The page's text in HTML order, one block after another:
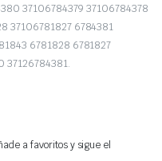
37106784379 37106784378
37106781827 6784381
6781828 6781827
37126784381.
a favoritos y sigue el